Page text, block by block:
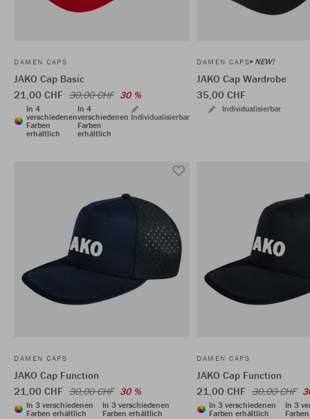
DAMEN CAPS
JAKO Cap Basic
21,00 CHF 30,00 CHF 30 %
In 4
verschiedenen
Farben
erhältlich
In 4
verschiedenen
Farben
erhältlich
Individualisierbar
DAMEN CAPS NEW!
JAKO Cap Wardrobe
35,00 CHF
Individualisierbar
DAMEN CAPS
JAKO Cap Function
21,00 CHF 30,00 CHF 30 %
In 3 verschiedenen
Farben erhältlich
In 3 verschiedenen
Farben erhältlich
DAMEN CAPS
JAKO Cap Function
21,00 CHF 30,00 CHF
In 3 verschiedenen
Farben erhältlich
In 3